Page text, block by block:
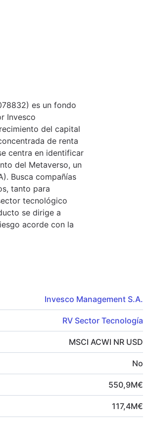
es un fondo
Invesco
del capital
de renta
centra en identificar
del Metaverso, un
Busca compañías
tanto para
tecnológico
se dirige a
acorde con la
Invesco Management S.A.
RV Sector Tecnología
MSCI ACWI NR USD
No
550,9M€
117,4M€